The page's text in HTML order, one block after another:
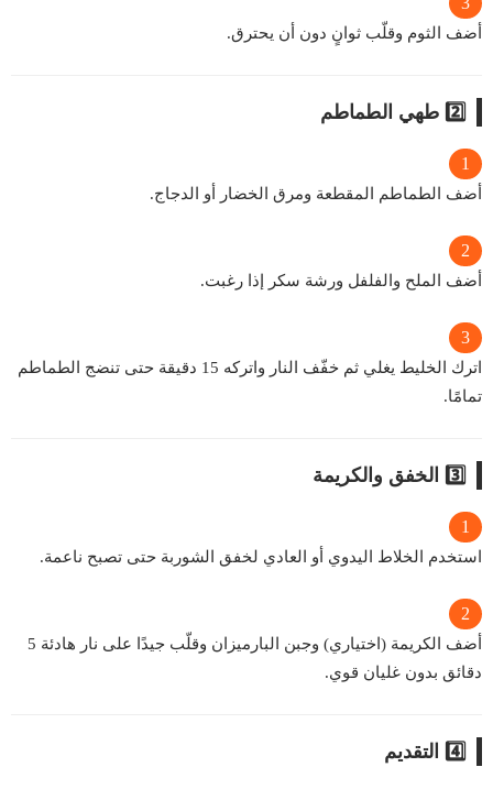
أضف الثوم وقلّب ثوانٍ دون أن يحترق.
2️⃣ طهي الطماطم
أضف الطماطم المقطعة ومرق الخضار أو الدجاج.
أضف الملح والفلفل ورشة سكر إذا رغبت.
اترك الخليط يغلي ثم خفّف النار واتركه 15 دقيقة حتى تنضج الطماطم
تمامًا.
3️⃣ الخفق والكريمة
استخدم الخلاط اليدوي أو العادي لخفق الشوربة حتى تصبح ناعمة.
أضف الكريمة (اختياري) وجبن البارميزان وقلّب جيدًا على نار هادئة 5
دقائق بدون غليان قوي.
4️⃣ التقديم